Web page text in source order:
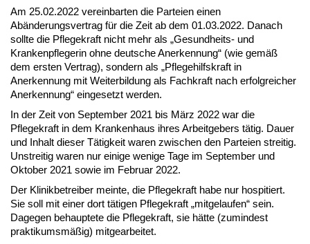
Am 25.02.2022 vereinbarten die Parteien einen
Abänderungsvertrag für die Zeit ab dem 01.03.2022. Danach
sollte die Pflegekraft nicht mehr als „Gesundheits- und
Krankenpflegerin ohne deutsche Anerkennung“ (wie gemäß
dem ersten Vertrag), sondern als „Pflegehilfskraft in
Anerkennung mit Weiterbildung als Fachkraft nach erfolgreicher
Anerkennung“ eingesetzt werden.
In der Zeit von September 2021 bis März 2022 war die
Pflegekraft in dem Krankenhaus ihres Arbeitgebers tätig. Dauer
und Inhalt dieser Tätigkeit waren zwischen den Parteien streitig.
Unstreitig waren nur einige wenige Tage im September und
Oktober 2021 sowie im Februar 2022.
Der Klinikbetreiber meinte, die Pflegekraft habe nur hospitiert.
Sie soll mit einer dort tätigen Pflegekraft „mitgelaufen“ sein.
Dagegen behauptete die Pflegekraft, sie hätte (zumindest
praktikumsmäßig) mitgearbeitet.